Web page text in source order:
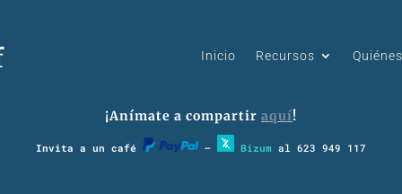
Inicio Recursos
¡Anímate a compartir aquí!
Invita a un café – Bizum al 623 949 117